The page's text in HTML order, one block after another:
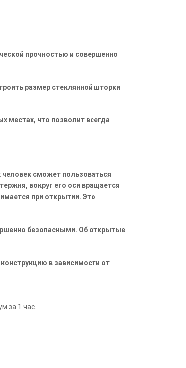
прочностью и совершенно
размер стеклянной шторки
местах, что позволит всегда
человек сможет пользоваться
вокруг его оси вращается
при открытии. Это
безопасными. Об открытые
в зависимости от
за 1 час.